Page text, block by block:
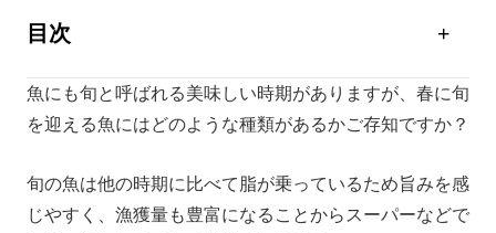
目次
キャンプで食べたい春の魚を使った料理
キャンプで使える調理グッズ5選
まとめ
魚にも旬と呼ばれる美味しい時期がありますが、春に旬
を迎える魚にはどのような種類があるかご存知ですか？
旬の魚は他の時期に比べて脂が乗っているため旨みを感
じやすく、漁獲量も豊富になることからスーパーなどで